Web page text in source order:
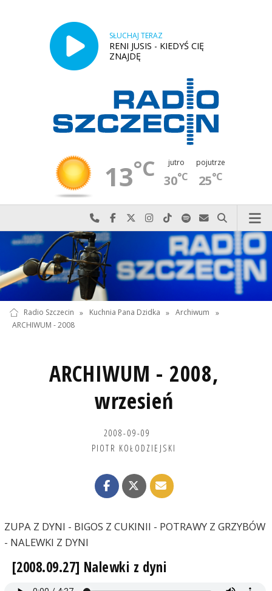
SŁUCHAJ TERAZ
RENI JUSIS - KIEDYŚ CIĘ
ZNAJDĘ
13°C jutro
30°C
pojutrze
25°C
Najlepiej po prostu do nas zadzwoń
Odwiedź nas na Facebook-u
Odwiedź nas na X
Odwiedź nas na Instagram-ie
Odwiedź nas na TikTok-u
Szukaj nas na Spotify
Wyślij do nas
Szukaj
Radio Szczecin » Kuchnia Pana Dzidka » Archiwum
»
ARCHIWUM - 2008
ARCHIWUM - 2008,
wrzesień
2008-09-09
PIOTR KOŁODZIEJSKI
ZUPA Z DYNI - BIGOS Z CUKINII - POTRAWY Z GRZYBÓW
- NALEWKI Z DYNI
[2008.09.27] Nalewki z dyni